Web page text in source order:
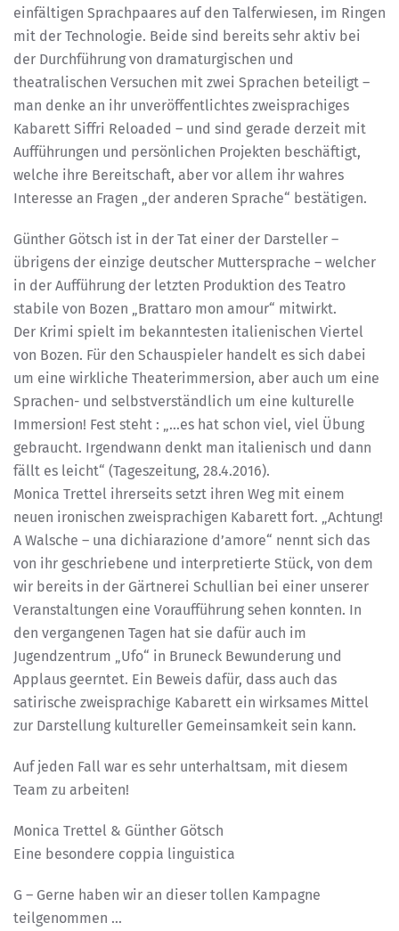
einfältigen Sprachpaares auf den Talferwiesen, im Ringen
mit der Technologie. Beide sind bereits sehr aktiv bei
der Durchführung von dramaturgischen und
theatralischen Versuchen mit zwei Sprachen beteiligt –
man denke an ihr unveröffentlichtes zweisprachiges
Kabarett Siffri Reloaded – und sind gerade derzeit mit
Aufführungen und persönlichen Projekten beschäftigt,
welche ihre Bereitschaft, aber vor allem ihr wahres
Interesse an Fragen „der anderen Sprache“ bestätigen.
Günther Götsch ist in der Tat einer der Darsteller –
übrigens der einzige deutscher Muttersprache – welcher
in der Aufführung der letzten Produktion des Teatro
stabile von Bozen „Brattaro mon amour“ mitwirkt.
Der Krimi spielt im bekanntesten italienischen Viertel
von Bozen. Für den Schauspieler handelt es sich dabei
um eine wirkliche Theaterimmersion, aber auch um eine
Sprachen- und selbstverständlich um eine kulturelle
Immersion! Fest steht : „…es hat schon viel, viel Übung
gebraucht. Irgendwann denkt man italienisch und dann
fällt es leicht“ (Tageszeitung, 28.4.2016).
Monica Trettel ihrerseits setzt ihren Weg mit einem
neuen ironischen zweisprachigen Kabarett fort. „Achtung!
A Walsche – una dichiarazione d’amore“ nennt sich das
von ihr geschriebene und interpretierte Stück, von dem
wir bereits in der Gärtnerei Schullian bei einer unserer
Veranstaltungen eine Voraufführung sehen konnten. In
den vergangenen Tagen hat sie dafür auch im
Jugendzentrum „Ufo“ in Bruneck Bewunderung und
Applaus geerntet. Ein Beweis dafür, dass auch das
satirische zweisprachige Kabarett ein wirksames Mittel
zur Darstellung kultureller Gemeinsamkeit sein kann.
Auf jeden Fall war es sehr unterhaltsam, mit diesem
Team zu arbeiten!
Monica Trettel & Günther Götsch
Eine besondere coppia linguistica
G – Gerne haben wir an dieser tollen Kampagne
teilgenommen …